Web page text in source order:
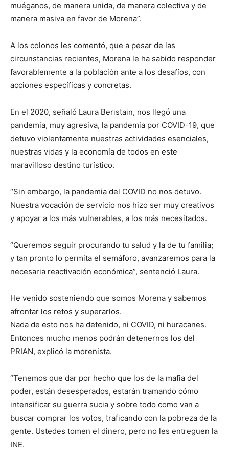
muéganos, de manera unida, de manera colectiva y de
manera masiva en favor de Morena”.
A los colonos les comentó, que a pesar de las
circunstancias recientes, Morena le ha sabido responder
favorablemente a la población ante a los desafíos, con
acciones específicas y concretas.
En el 2020, señaló Laura Beristain, nos llegó una
pandemia, muy agresiva, la pandemia por COVID-19, que
detuvo violentamente nuestras actividades esenciales,
nuestras vidas y la economía de todos en este
maravilloso destino turístico.
“Sin embargo, la pandemia del COVID no nos detuvo.
Nuestra vocación de servicio nos hizo ser muy creativos
y apoyar a los más vulnerables, a los más necesitados.
“Queremos seguir procurando tu salud y la de tu familia;
y tan pronto lo permita el semáforo, avanzaremos para la
necesaria reactivación económica”, sentenció Laura.
He venido sosteniendo que somos Morena y sabemos
afrontar los retos y superarlos.
Nada de esto nos ha detenido, ni COVID, ni huracanes.
Entonces mucho menos podrán detenernos los del
PRIAN, explicó la morenista.
“Tenemos que dar por hecho que los de la mafia del
poder, están desesperados, estarán tramando cómo
intensificar su guerra sucia y sobre todo como van a
buscar comprar los votos, traficando con la pobreza de la
gente. Ustedes tomen el dinero, pero no les entreguen la
INE.